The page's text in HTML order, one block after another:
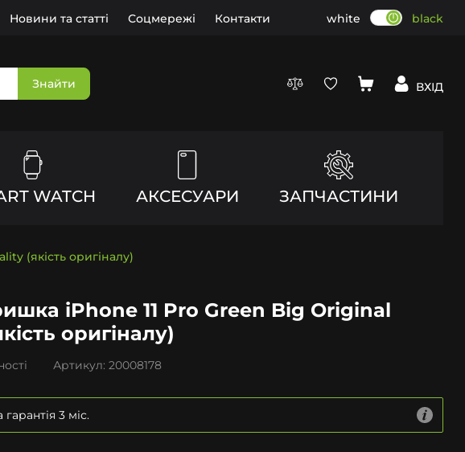
Новини та статті Соцмережі Контакти white black
Знайти ВХІД
WATCH АКСЕСУАРИ ЗАПЧАСТИНИ
(якість оригіналу)
iPhone 11 Pro Green Big Original
оригіналу)
Артикул: 20008178
3 міс.